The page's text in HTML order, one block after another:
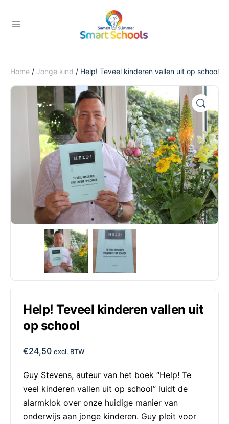
Home / Jonge kind / Help! Teveel kinderen vallen uit op school
Help! Teveel kinderen vallen uit
op school
€24,50 excl. BTW
Guy Stevens, auteur van het boek “Help! Te
veel kinderen vallen uit op school” luidt de
alarmklok over onze huidige manier van
onderwijs aan jonge kinderen. Guy pleit voor